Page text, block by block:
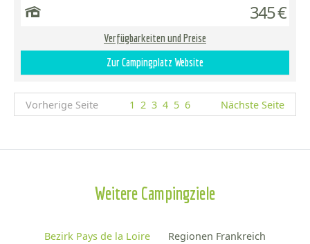
345 €
Verfügbarkeiten und Preise
Zur Campingplatz Website
Vorherige Seite 1 2 3 4 5 6 Nächste Seite
Weitere Campingziele
Bezirk Pays de la Loire Regionen Frankreich